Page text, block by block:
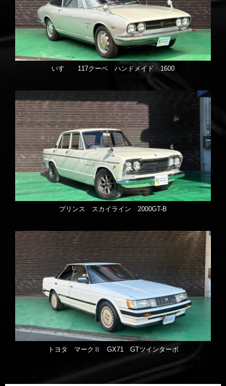
いすゞ 117クーペ ハンドメイド 1600
プリンス スカイライン 2000GT-B
トヨタ マークⅡ GX71 GTツインターボ